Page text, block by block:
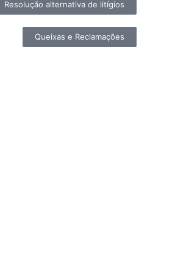
Resolução alternativa de litígios
Queixas e Reclamações